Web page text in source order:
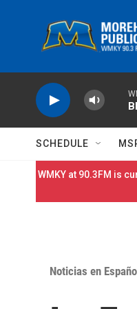
SCHEDULE
WMKY at 90.3FM is
Noticias en Español